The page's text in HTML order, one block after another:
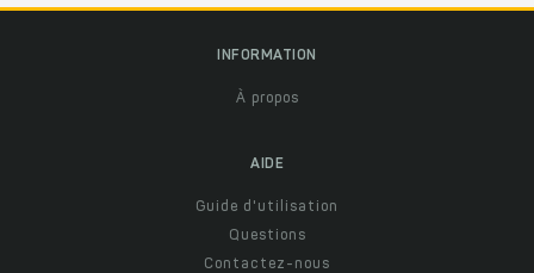
INFORMATION
À propos
AIDE
Guide d'utilisation
Questions
Contactez-nous